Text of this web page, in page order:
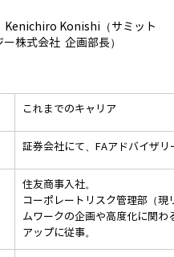
Kenichiro Konishi（サミット
株式会社  企画部長）
これまでのキャリア
証券会社にて、FAアドバイザリ
住友商事入社。
コーポレートリスク管理部（
ムワークの企画や高度化に関
アップに従事。